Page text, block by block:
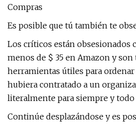
Compras
Es posible que tú también te
Los críticos están obsesionados
menos de $ 35 en Amazon y
herramientas útiles para
hubiera contratado a un
literalmente para siempre y todo
Continúe desplazándose y es